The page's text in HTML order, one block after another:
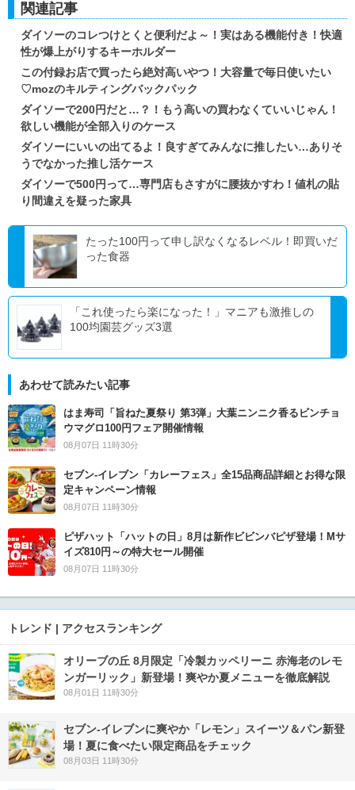
関連記事
ダイソーのコレつけとくと便利だよ～！実はある機能付き！快適
性が爆上がりするキーホルダー
この付録お店で買ったら絶対高いやつ！大容量で毎日使いたい
♡mozのキルティングバックパック
ダイソーで200円だと…？！もう高いの買わなくていいじゃん！
欲しい機能が全部入りのケース
ダイソーにいいの出てるよ！良すぎてみんなに推したい…ありそ
うでなかった推し活ケース
ダイソーで500円って…専門店もさすがに腰抜かすわ！値札の貼
り間違えを疑った家具
たった100円って申し訳なくなるレベル！即買いだ
った食器
「これ使ったら楽になった！」マニアも激推しの
100均園芸グッズ3選
あわせて読みたい記事
はま寿司「旨ねた夏祭り 第3弾」大葉ニンニク香るビンチョ
ウマグロ100円フェア開催情報
08月07日 11時30分
セブン‐イレブン「カレーフェス」全15品商品詳細とお得な限
定キャンペーン情報
08月07日 11時30分
ピザハット「ハットの日」8月は新作ビビンバピザ登場！Mサ
イズ810円～の特大セール開催
08月07日 11時30分
トレンド | アクセスランキング
オリーブの丘 8月限定「冷製カッペリーニ 赤海老のレモ
ンガーリック」新登場！爽やか夏メニューを徹底解説
08月01日 11時30分
セブン‐イレブンに爽やか「レモン」スイーツ＆パン新登
場！夏に食べたい限定商品をチェック
08月03日 11時30分